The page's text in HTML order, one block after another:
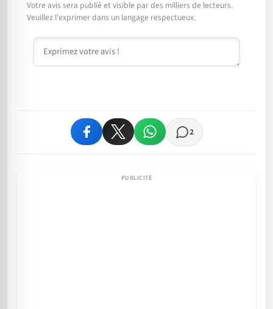
Votre avis sera publié et visible par des milliers de lecteurs.
Veuillez l'exprimer dans un langage respectueux.
Commentaire
2